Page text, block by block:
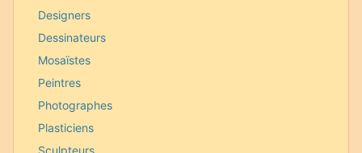
Designers
Dessinateurs
Mosaïstes
Peintres
Photographes
Plasticiens
Sculpteurs